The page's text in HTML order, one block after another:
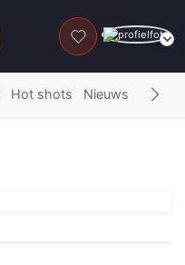
DONEER
Hot shots Nieuws Fails